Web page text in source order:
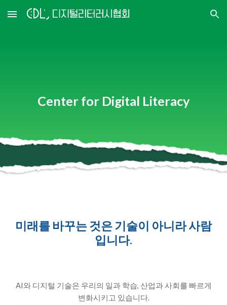
Skip to main content Skip to navigation
Center for Digital Literacy
미래를 바꾸는 것은 기술이 아니라 사람
입니다.
AI와 디지털 기술은 우리의 일과 학습, 산업과 사회를 빠르게
변화시키고 있습니다.